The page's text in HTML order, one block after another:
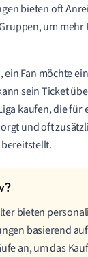
bieten oft
um mehr
ein Fan möchte
sein Ticket
kaufen, die
und oft
bieten
basierend
an, um das